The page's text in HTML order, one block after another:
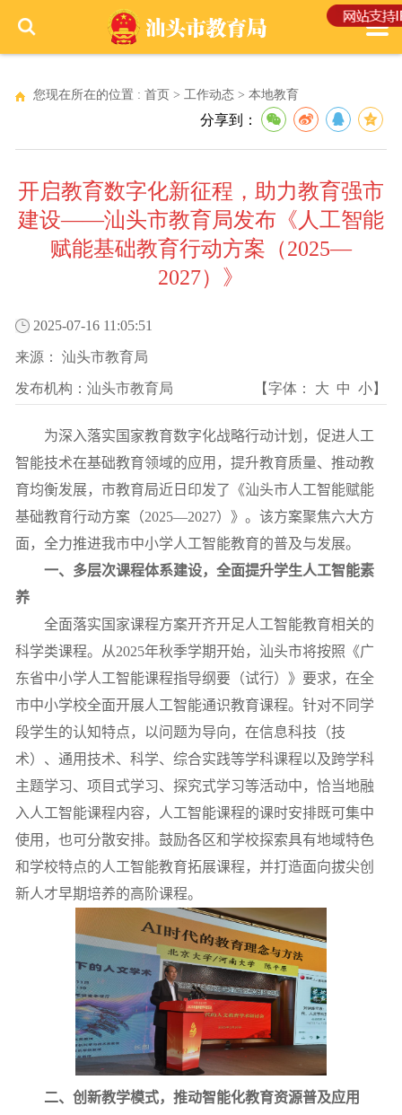
您现在所在的位置 : 首页 > 工作动态 > 本地教育
分享到：
开启教育数字化新征程，助力教育强市
建设——汕头市教育局发布《人工智能
赋能基础教育行动方案（2025—
2027）》
2025-07-16 11:05:51
来源： 汕头市教育局
发布机构： 汕头市教育局 【字体： 大 中 小】
为深入落实 国家教育数字化战略行动计划， 促进人工
智能技术在基础教育领域的应用，提升教育质量、推动教
育均衡发展， 市教育局近日 印发了《汕头市人工智能赋能
基础教育行动方案（2025—2027）》 。该方案聚焦六大方
面，全力推进我市中小学人工智能教育的普及与发展。
一、多层次课程体系建设，全面提升学生人工智能素
养
全面落实国家课程方案开齐开足人工智能教育相关的
科学类课程。
从2025年秋季学期开始，汕头市将按照 《广
东省中小学人工智能课程指导纲要（试行）》要求 ， 在全
市中小学校全面开展人工智能通识教育课程。针对不同学
段学生的认知特点，以问题为导向，在信息科技（技
术）、通用技术、科学、综合实践等学科课程以及跨学科
主题学习、项目式学习、探究式学习等活动中，恰当地融
入人工智能课程内容，人工智能课程的课时安排既可集中
使用，也可分散安排。 鼓励各区和学校探索具有地域特色
和学校特点的人工智能教育拓展课程，并打造面向拔尖创
新人才早期培养的高阶课程。
二、创新教学模式，推动智能化教育资源普及应用